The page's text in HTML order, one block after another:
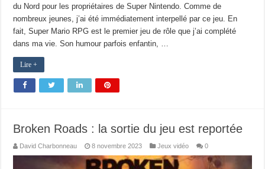
du Nord pour les propriétaires de Super Nintendo. Comme de
nombreux jeunes, j’ai été immédiatement interpellé par ce jeu. En
fait, Super Mario RPG est le premier jeu de rôle que j’ai complété
dans ma vie. Son humour parfois enfantin, …
Lire +
Broken Roads : la sortie du jeu est reportée
David Charbonneau 8 novembre 2023 Jeux vidéo 0